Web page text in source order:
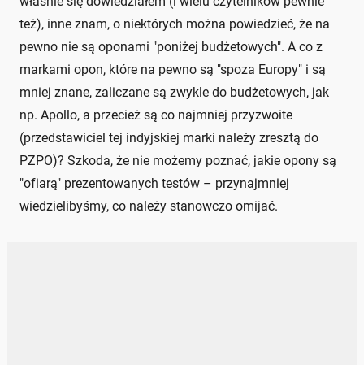
też), inne znam, o niektórych można powiedzieć, że na
pewno nie są oponami "poniżej budżetowych". A co z
markami opon, które na pewno są "spoza Europy" i są
mniej znane, zaliczane są zwykle do budżetowych, jak
np. Apollo, a przecież są co najmniej przyzwoite
(przedstawiciel tej indyjskiej marki należy zresztą do
PZPO)? Szkoda, że nie możemy poznać, jakie opony są
"ofiarą" prezentowanych testów – przynajmniej
wiedzielibyśmy, co należy stanowczo omijać.